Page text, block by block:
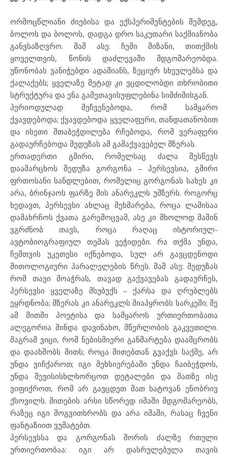
ორმოცწლიანი ძიებისა და ექსპერიმენტების შემდეგ,
ბოლოს და ბოლოს, დადგა დრო საკუთარი საქმიანობა
განვსაზღვრო. მაშ ასე: ჩემი მიზანი, თითქმის
ყოველთვის, წონის დაძლევაში მდგომარეობდა.
უწონობას ვანიჭებდი ადამიანს, ზეციურ სხეულებსა და
ქალაქებს; ყველაზე მეტად კი ვცდილობდი თხრობითი
სტრუქტურა და ენა გამეთავისუფლებინა სიმძიმისგან.
პერიოდულად მეჩვენებოდა, რომ სამყარო
ქვავდებოდა; ქვავდებოდა ყველაფერი, თანდათანობით
და ისეთი შთაბეჭდილება რჩებოდა, რომ ვერაფერი
გადაურჩებოდა მედუზას ამ გამაქვავებელ მზერას.
ერთადერთი გმირი, რომელსაც ძალა შესწევს
დაამარცხოს მედუზა გორგონა – პერსევსია, გმირი
ფრთოსანი სანდლებით, რომელიც გორგონას სახეს კი
არა, ბრინჯაოს ფარზე მის ანარეკლს უმზერს. როგორც
ხედავთ, პერსევსი ახლაც მეხმარება, როცა ლამისაა
დამახრჩოს ქვათა გარემოცვამ, ასე კი მხოლოდ მაშინ
ვგრძნობ თავს, როცა რაღაც ისტორიულ-
ავტობიოგრაფიულ თემას ვეჭიდები. რა თქმა უნდა,
ჩემთვის უკეთესი იქნებოდა, სულ არ გავცდენოდი
მითოლოგიური პარალელების წრეს. მაშ ასე: მედუზას
რომ თავი მოაჭრას, თავად გაქვავებას გადაურჩეს,
პერსევსი ყველაზე მსუბუქს – ქარსა და ღრუბლებს
ეყრდნობა; მზერას კი ანარეკლს მიაპყრობს სარკეში; მე
ამ მითში პოეტისა და სამყაროს ურთიერთობათა
ალეგორია მინდა დავინახო, მწერლობის გაკვეთილი.
მაგრამ ვიცი, რომ ნებისმიერი განმარტება დაამცრობს
და დაახშობს მითს; როცა მითებთან გვაქვს საქმე, არ
უნდა ვიჩქაროთ; იგი მეხსიერებაში უნდა ჩაიბეჭდოს,
უნდა შევისისხლხორცოთ დეტალები და მათზე ისე
ვიფიქროთ, რომ არ გავცდეთ მათ ხატოვან ენობრივ
ქსოვილს. მითების არსი სწორედ იმაში მდგომარეობს,
რაზეც იგი მოგვითხრობს და არა იმაში, რასაც ჩვენი
ფანტაზიით ვუმატებთ.
პერსევსსა და გორგონას შორის ძალზე რთული
ურთიერთობაა: იგი არ დასრულებულა თავის